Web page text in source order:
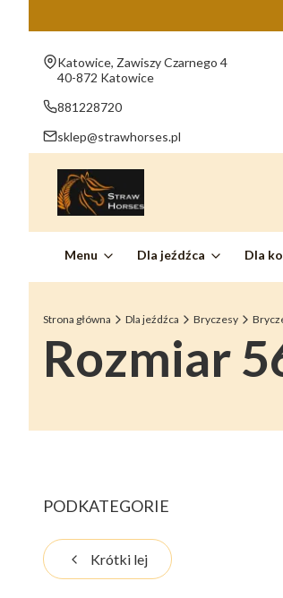
Adres:
Katowice, Zawiszy Czarnego 4
40-872 Katowice
881228720
sklep@strawhorses.pl
Menu Dla jeźdźca Dla
Strona główna Dla jeźdźca Bryczesy
Rozmiar
PODKATEGORIE
Krótki lej